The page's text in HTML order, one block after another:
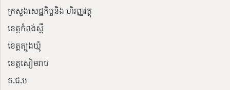
ក្រសួងសេដ្ឋកិច្ចនិង ហិរញ្ញវត្ថុ
ខេត្តកំពង់ស្ពឺ
ខេត្តត្បូងឃ្មុំ
ខេត្តសៀមរាប
គ.ជ.ប